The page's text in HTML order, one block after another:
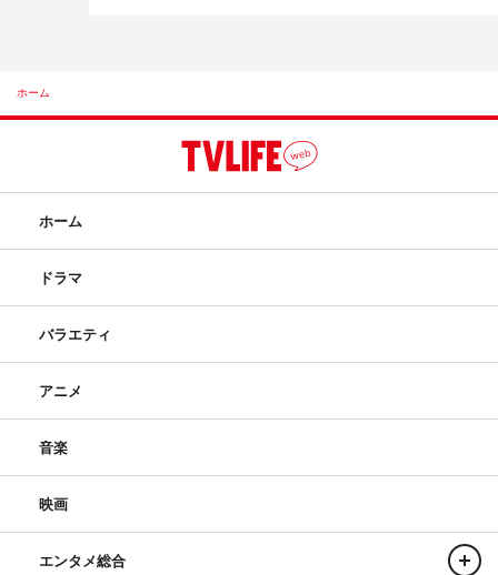
ホーム
ホーム
ドラマ
バラエティ
アニメ
音楽
映画
エンタメ総合